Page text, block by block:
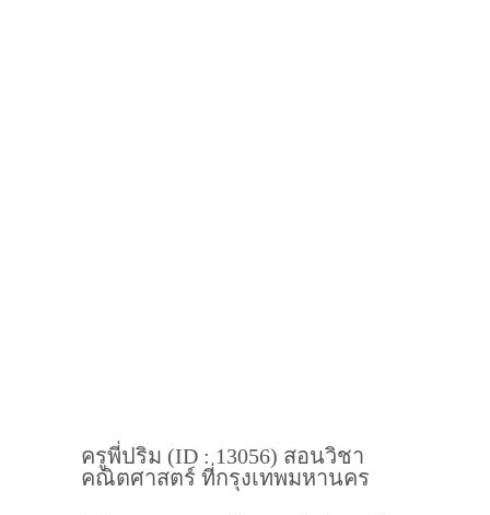
ครูพี่ปริม (ID : 13056) สอนวิชา
คณิตศาสตร์ ที่กรุงเทพมหานคร